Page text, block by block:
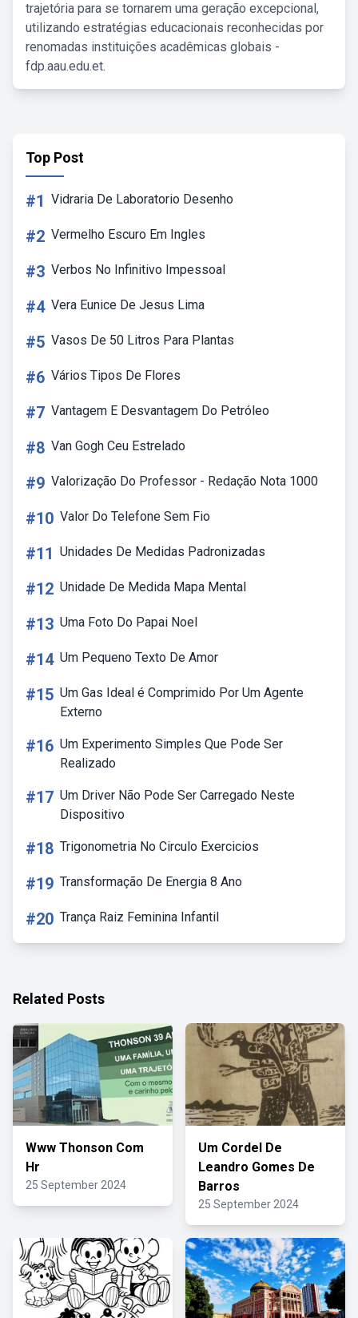
trajetória para se tornarem uma geração excepcional,
utilizando estratégias educacionais reconhecidas por
renomadas instituições acadêmicas globais -
fdp.aau.edu.et.
Top Post
#1 Vidraria De Laboratorio Desenho
#2 Vermelho Escuro Em Ingles
#3 Verbos No Infinitivo Impessoal
#4 Vera Eunice De Jesus Lima
#5 Vasos De 50 Litros Para Plantas
#6 Vários Tipos De Flores
#7 Vantagem E Desvantagem Do Petróleo
#8 Van Gogh Ceu Estrelado
#9 Valorização Do Professor - Redação Nota 1000
#10 Valor Do Telefone Sem Fio
#11 Unidades De Medidas Padronizadas
#12 Unidade De Medida Mapa Mental
#13 Uma Foto Do Papai Noel
#14 Um Pequeno Texto De Amor
#15 Um Gas Ideal é Comprimido Por Um Agente
Externo
#16 Um Experimento Simples Que Pode Ser
Realizado
#17 Um Driver Não Pode Ser Carregado Neste
Dispositivo
#18 Trigonometria No Circulo Exercicios
#19 Transformação De Energia 8 Ano
#20 Trança Raiz Feminina Infantil
Related Posts
Www Thonson Com
Hr
25 September 2024
Um Cordel De
Leandro Gomes De
Barros
25 September 2024